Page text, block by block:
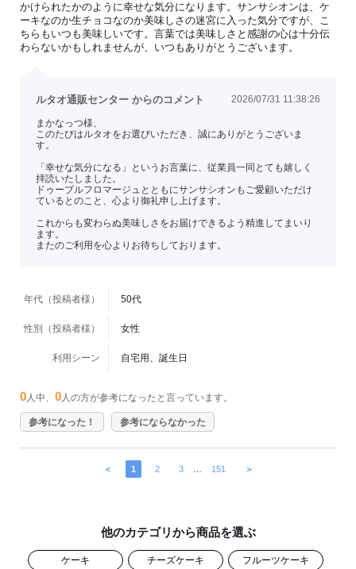
かけられたかのように幸せな気分になります。サンサシオンは、ケ
ーキなのか生チョコなのか美味しさの迷宮に入った気分ですが、こ
ちらもいつも美味しいです。言葉では美味しさと感謝の心は十分伝
わらないかもしれませんが、いつもありがとうございます。
ルタオ通販センター からのコメント 2026/07/31 11:38:26
まかなっつ様、
このたびはルタオをお選びいただき、誠にありがとうございま
す。
「幸せな気分になる」というお言葉に、従業員一同とても嬉しく
拝読いたしました。
ドゥーブルフロマージュとともにサンサシオンもご愛顧いただけ
ているとのこと、心より御礼申し上げます。
これからも変わらぬ美味しさをお届けできるよう精進してまいり
ます。
またのご利用を心よりお待ちしております。
年代（投稿者様） 50代
性別（投稿者様） 女性
利用シーン 自宅用、誕生日
0 人中、 0 人の方が参考になったと言っています。
参考になった！ 参考にならなかった
＜ 1 2 3 151 ＞
他のカテゴリから商品を選ぶ
ケーキ チーズケーキ フルーツケーキ